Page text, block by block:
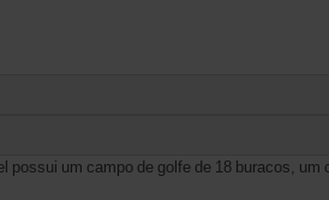
um campo de golfe de 18 buracos, um